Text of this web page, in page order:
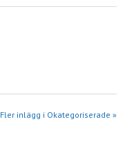
Fler inlägg i Okategoriserade »